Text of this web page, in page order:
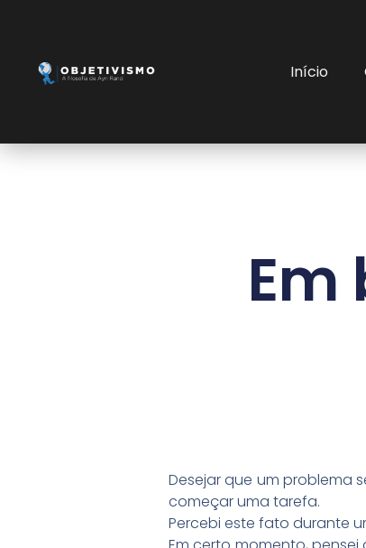
Início
Desejar que um problema
começar uma tarefa.
Percebi este fato durante